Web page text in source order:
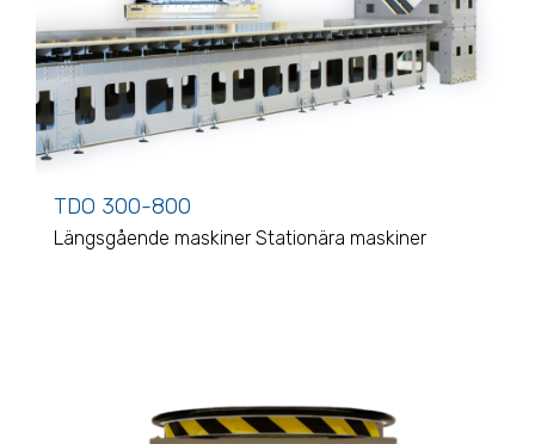
TDO 300-800
Längsgående maskiner Stationära maskiner